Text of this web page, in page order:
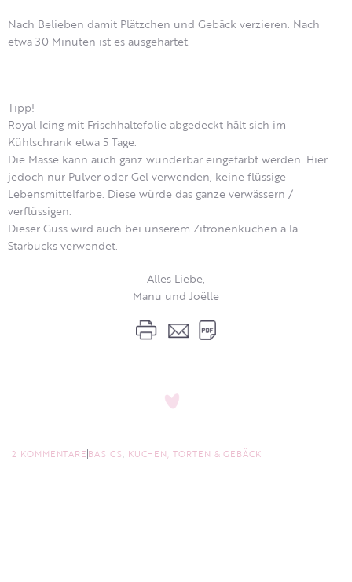
Nach Belieben damit Plätzchen und Gebäck verzieren. Nach
etwa 30 Minuten ist es ausgehärtet.
Tipp!
Royal Icing mit Frischhaltefolie abgedeckt hält sich im
Kühlschrank etwa 5 Tage.
Die Masse kann auch ganz wunderbar eingefärbt werden. Hier
jedoch nur Pulver oder Gel verwenden, keine flüssige
Lebensmittelfarbe. Diese würde das ganze verwässern /
verflüssigen.
Dieser Guss wird auch bei unserem Zitronenkuchen a la
Starbucks verwendet.
Alles Liebe,
Manu und Joëlle
2 KOMMENTAREBASICS, KUCHEN, TORTEN & GEBÄCK